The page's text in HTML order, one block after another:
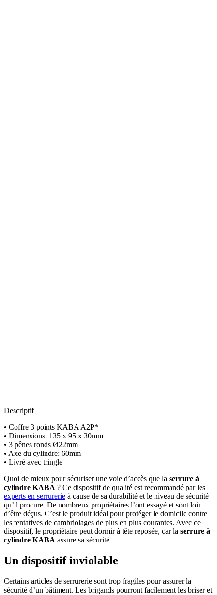
Descriptif
• Coffre 3 points KABA A2P*
• Dimensions: 135 x 95 x 30mm
• 3 pênes ronds Ø22mm
• Axe du cylindre: 60mm
• Livré avec tringle
Quoi de mieux pour sécuriser une voie d’accès que la serrure à
cylindre KABA ? Ce dispositif de qualité est recommandé par les
experts en serrurerie à cause de sa durabilité et le niveau de sécurité
qu’il procure. De nombreux propriétaires l’ont essayé et sont loin
d’être déçus. C’est le produit idéal pour protéger le domicile contre
les tentatives de cambriolages de plus en plus courantes. Avec ce
dispositif, le propriétaire peut dormir à tête reposée, car la serrure à
cylindre KABA assure sa sécurité.
Un dispositif inviolable
Certains articles de serrurerie sont trop fragiles pour assurer la
sécurité d’un bâtiment. Les brigands pourront facilement les briser et